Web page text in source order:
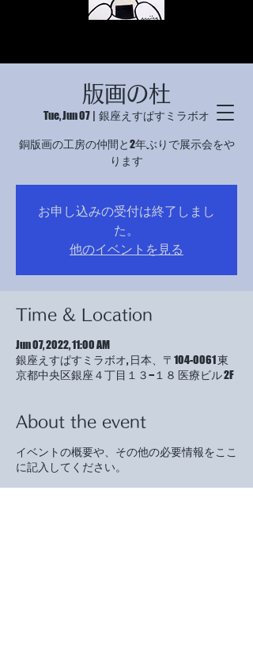
© Copyright
© Copyright
版画の杜
Tue, Jun 07
  |
銀座えすぱすミラボオ
銅版画の工房の仲間と2年ぶりで展示会をや
ります
お申し込みの受付は終了しまし
た。
他のイベントを見る
Time & Location
Jun 07, 2022, 11:00 AM
銀座えすぱすミラボオ, 日本、〒104-0061 東
京都中央区銀座４丁目１３−１８ 医療ビル 2F
About the event
イベントの概要や、その他の必要情報をここ
に記入してください。